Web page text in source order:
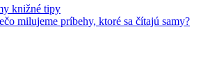
knižné tipy
milujeme príbehy, ktoré sa čítajú samy?